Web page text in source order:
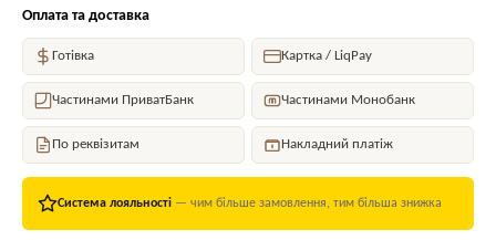
Оплата та доставка
Готівка Картка / LiqPay
Частинами ПриватБанк Частинами Монобанк
По реквізитам Накладний платіж
Система лояльності — чим більше замовлення, тим більша знижка